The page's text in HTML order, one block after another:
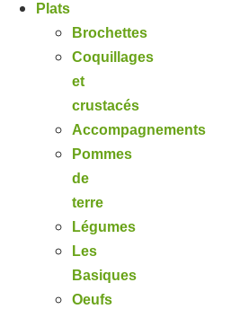
Plats
Brochettes
Coquillages
et
crustacés
Accompagnements
Pommes
de
terre
Légumes
Les
Basiques
Oeufs